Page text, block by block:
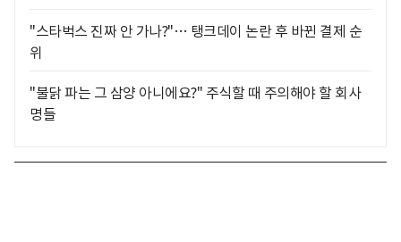
"스타벅스 진짜 안 가나?"… 탱크데이 논란 후 바뀐 결제 순
위
"불닭 파는 그 삼양 아니에요?" 주식할 때 주의해야 할 회사
명들